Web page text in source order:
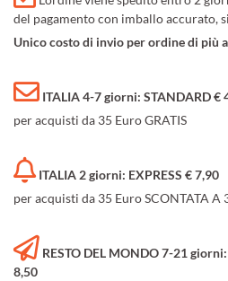
del pagamento con imballo accurato,
Unico costo di invio per ordine di più
ITALIA 4-7 giorni: STANDARD €
per acquisti da 35 Euro GRATIS
ITALIA 2 giorni: EXPRESS € 7,90
per acquisti da 35 Euro SCONTATA A
RESTO DEL MONDO 7-21
8,50